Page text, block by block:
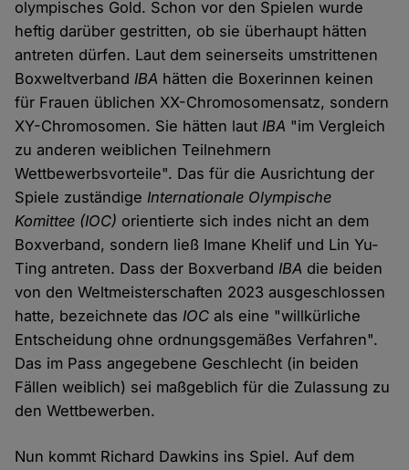
olympisches Gold. Schon vor den Spielen wurde
heftig darüber gestritten, ob sie überhaupt hätten
antreten dürfen. Laut dem seinerseits umstrittenen
BoxweltverbandIBA hätten die Boxerinnen keinen
für Frauen üblichen XX-Chromosomensatz, sondern
XY-Chromosomen. Sie hätten lautIBA "im Vergleich
zu anderen weiblichen Teilnehmern
Wettbewerbsvorteile". Das für die Ausrichtung der
Spiele zuständigeInternationale Olympische
Komittee (IOC) orientierte sich indes nicht an dem
Boxverband, sondern ließ Imane Khelif und Lin Yu-
Ting antreten. Dass der BoxverbandIBA die beiden
von den Weltmeisterschaften 2023 ausgeschlossen
hatte, bezeichnete dasIOC als eine "willkürliche
Entscheidung ohne ordnungsgemäßes Verfahren".
Das im Pass angegebene Geschlecht (in beiden
Fällen weiblich) sei maßgeblich für die Zulassung zu
den Wettbewerben.
Nun kommt Richard Dawkins ins Spiel. Auf dem